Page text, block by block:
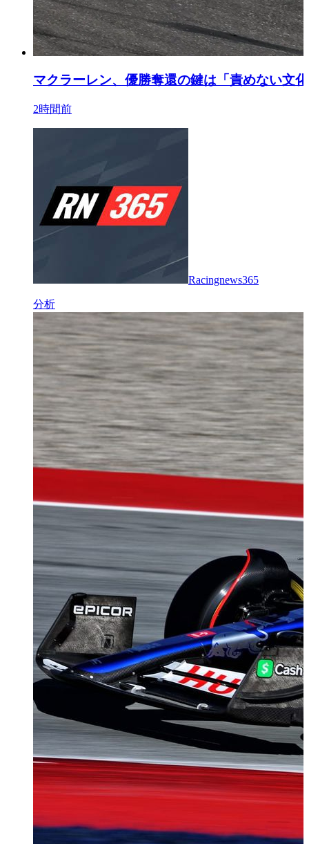
マクラーレン、優勝奪還の鍵は「責めない文
2時間前
Racingnews365
分析